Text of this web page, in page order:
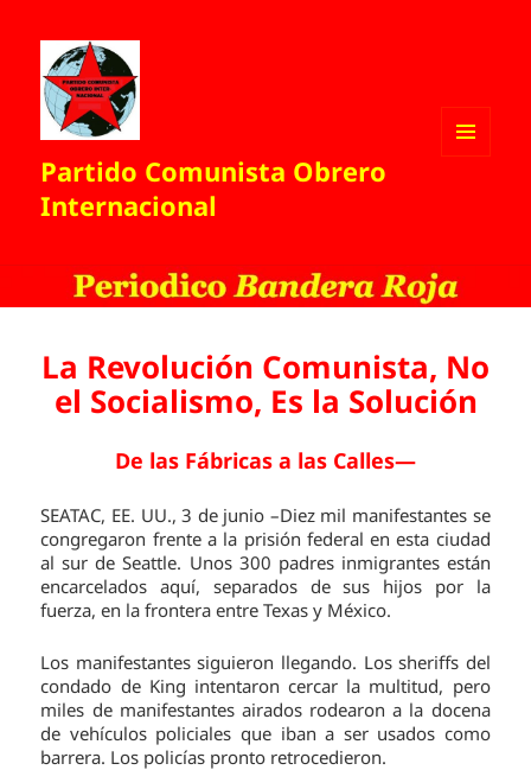
Partido Comunista Obrero
Internacional
La Revolución Comunista, No
el Socialismo, Es la Solución
De las Fábricas a las Calles—
SEATAC, EE. UU., 3 de junio –Diez mil manifestantes se
congregaron frente a la prisión federal en esta ciudad
al sur de Seattle. Unos 300 padres inmigrantes están
encarcelados aquí, separados de sus hijos por la
fuerza, en la frontera entre Texas y México.
Los manifestantes siguieron llegando. Los sheriffs del
condado de King intentaron cercar la multitud, pero
miles de manifestantes airados rodearon a la docena
de vehículos policiales que iban a ser usados como
barrera. Los policías pronto retrocedieron.